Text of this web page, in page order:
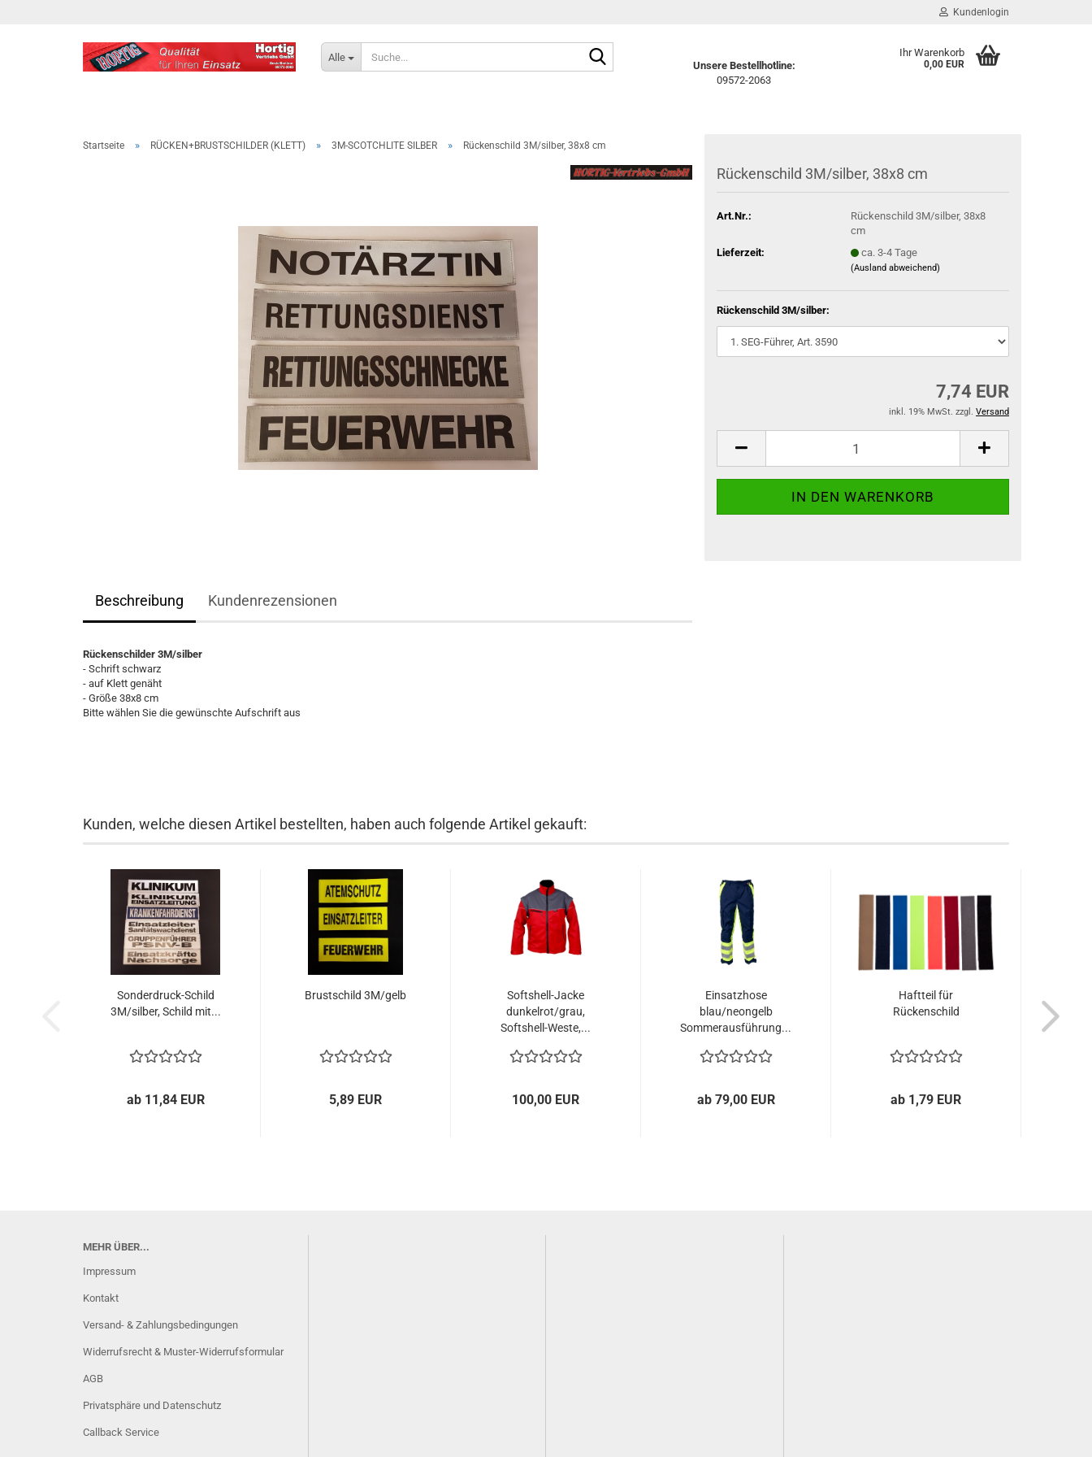
Kundenlogin
Alle
Unsere Bestellhotline:
09572-2063
Ihr Warenkorb
0,00 EUR
Startseite » RÜCKEN+BRUSTSCHILDER (KLETT) » 3M-SCOTCHLITE SILBER » Rückenschild 3M/silber, 38x8 cm
Rückenschild 3M/silber, 38x8 cm
Art.Nr.:
Rückenschild 3M/silber, 38x8
cm
Lieferzeit:
ca. 3-4 Tage
(Ausland abweichend)
Rückenschild 3M/silber:
7,74 EUR
inkl. 19% MwSt. zzgl. Versand
Beschreibung Kundenrezensionen
Rückenschilder 3M/silber
- Schrift schwarz
- auf Klett genäht
- Größe 38x8 cm
Bitte wählen Sie die gewünschte Aufschrift aus
Kunden, welche diesen Artikel bestellten, haben auch folgende Artikel gekauft:
Sonderdruck-Schild
3M/silber, Schild mit...
ab 11,84 EUR
Brustschild 3M/gelb
5,89 EUR
Softshell-Jacke
dunkelrot/grau,
Softshell-Weste,...
100,00 EUR
Einsatzhose
blau/neongelb
Sommerausführung...
ab 79,00 EUR
Haftteil für
Rückenschild
ab 1,79 EUR
MEHR ÜBER...
Impressum
Kontakt
Versand- & Zahlungsbedingungen
Widerrufsrecht & Muster-Widerrufsformular
AGB
Privatsphäre und Datenschutz
Callback Service